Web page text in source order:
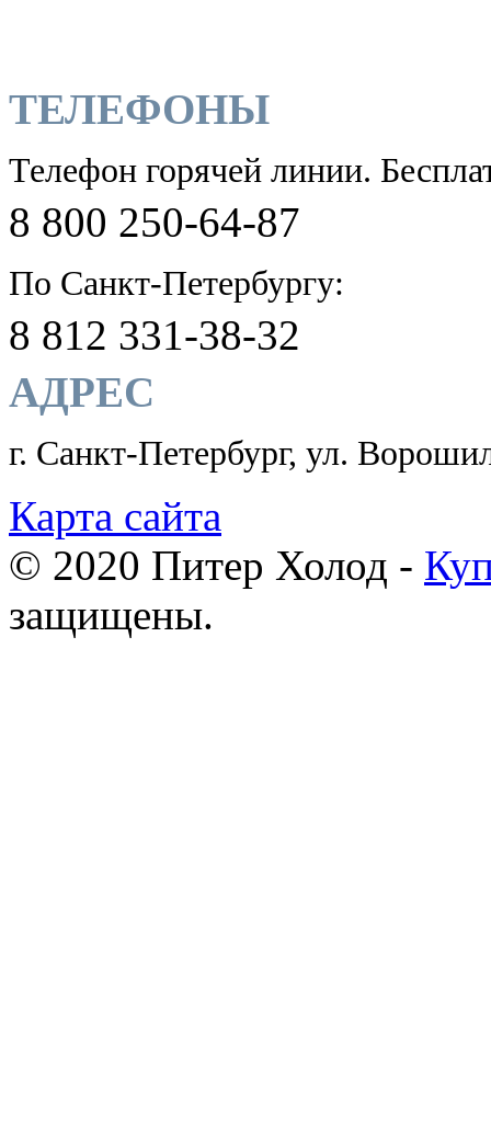
ТЕЛЕФОНЫ
Телефон горячей линии.
8 800 250-64-87
По Санкт-Петербургу:
8 812 331-38-32
АДРЕС
г. Санкт-Петербург, ул.
Карта сайта
© 2020 Питер Холод -
защищены.